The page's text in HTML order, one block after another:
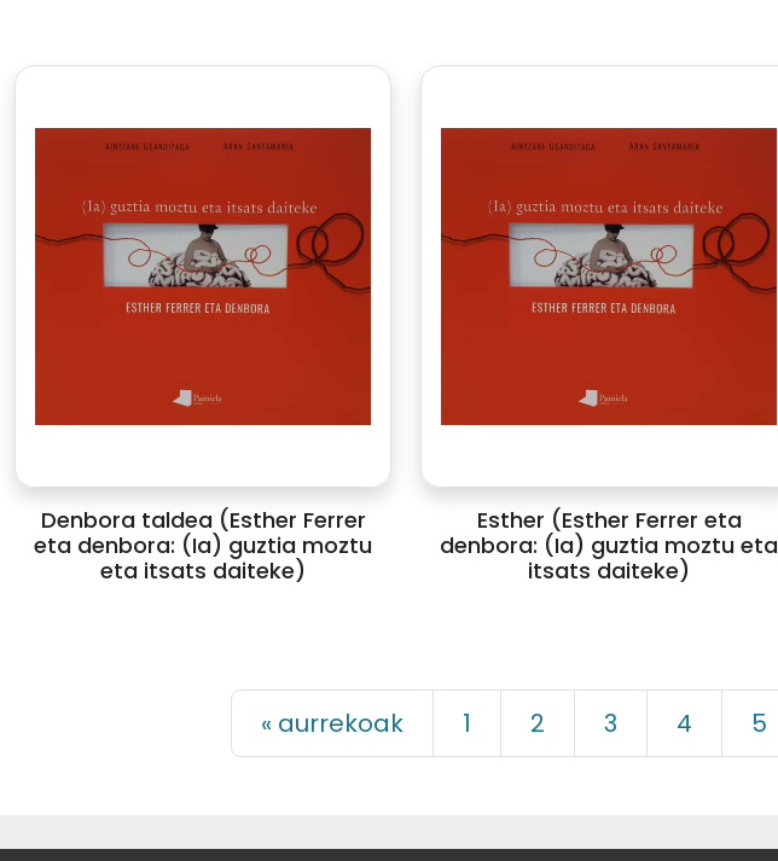
Denbora taldea (Esther Ferrer
eta denbora: (Ia) guztia moztu
eta itsats daiteke)
Esther (Esther Ferrer eta
denbora: (Ia) guztia moztu eta
itsats daiteke)
« aurrekoak 1 2 3 4 5